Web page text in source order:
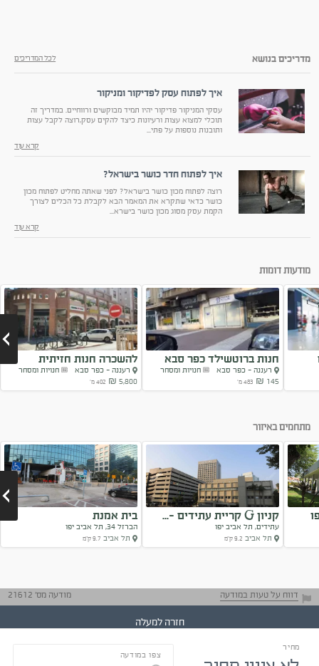
מחיר
צפו במודעה
מדריכים בנושא לכל המדריכים
איך לפתוח עסק לפדיקור ומניקור
עסקי המניקור פדיקור יהיו תמיד מבוקשים ורווחיים. במדריך זה
תוכלי למצוא עצות ורעיונות כיצד להקים עסק,רוצה לקבל עצות
ותובנות נוספות על פתי...
קרא עוד
איך לפתוח חדר כושר בישראל?
רוצה לפתוח מכון כושר בישראל? לפני שאתה מחליט לפתוח מכון
כושר כדאי שתקרא את המאמר הבא לקבלת כל הכלים לצורך
הקמת עסק מסוג מכון כושר בישרא...
קרא עוד
מודעות דומות
חנות ברוטשילד כפר סבא
להשכרה
רעננה - כפר סבא
חנויות ומסחר
145 ₪
483 מ'
להשכרה חנות חזיתית
במיקום מעולה
רעננה - כפר סבא
חנויות ומסחר
5,800 ₪
402 מ'
מתחמים באיזור
קניון G קריית עתידים -...
עתידים, תל אביב יפו
תל אביב 9.2 ק"מ
בית אמנת
הברזל 34, תל אביב יפו
תל אביב 9.7 ק"מ
דווח על טעות במודעה מודעה מס' 21612
חזרה למעלה
התייעצו עם בעלי